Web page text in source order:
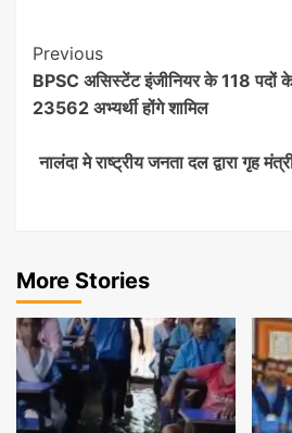
Post
Navigation
Previous
BPSC असिस्टेंट इंजीनियर के 118 पदों के
23562 अभ्यर्थी होंगे शामिल
नालंदा मे राष्ट्रीय जनता दल द्वारा गृह
More Stories